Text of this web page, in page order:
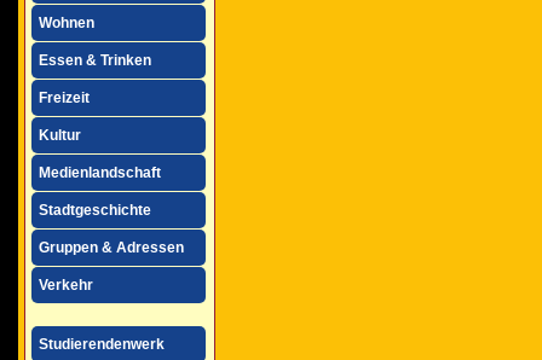
Wohnen
Essen & Trinken
Freizeit
Kultur
Medienlandschaft
Stadtgeschichte
Gruppen & Adressen
Verkehr
Studierendenwerk